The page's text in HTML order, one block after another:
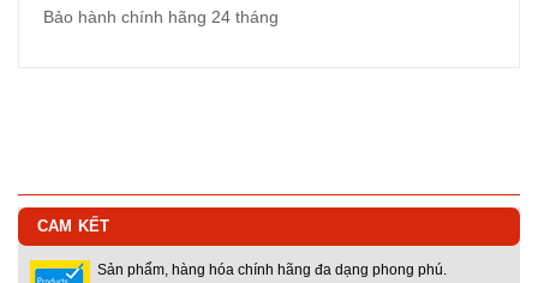
Bảo hành chính hãng 24 tháng
CAM KẾT
Sản phẩm, hàng hóa chính hãng đa dạng phong phú.